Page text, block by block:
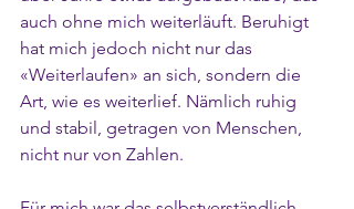
auch ohne mich weiterläuft. Beruhigt
hat mich jedoch nicht nur das
«Weiterlaufen» an sich, sondern die
Art, wie es weiterlief. Nämlich ruhig
und stabil, getragen von Menschen,
nicht nur von Zahlen.